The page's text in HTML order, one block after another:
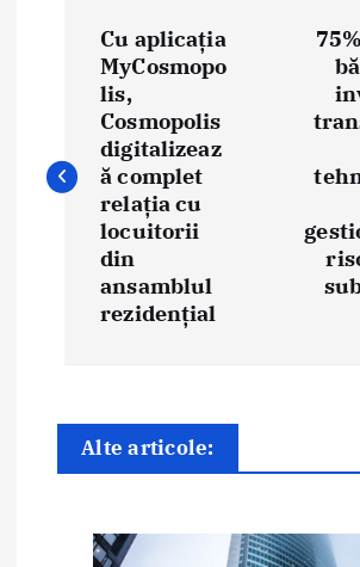
i
g
a
Cu aplicația
MyCosmopo
lis,
Cosmopolis
digitalizeaz
ă complet
relația cu
locuitorii
din
ansamblul
rezidențial
Alte articole: